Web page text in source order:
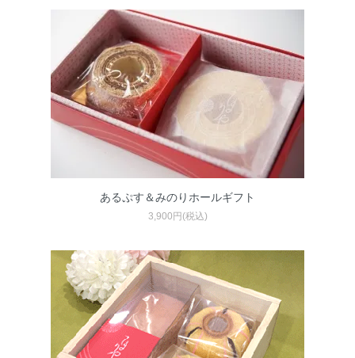
あるぷす＆みのりホールギフト
3,900円(税込)